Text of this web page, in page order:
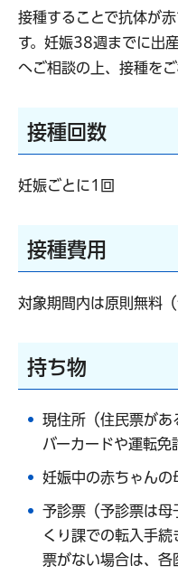
接種することで抗体が
す。妊娠38週までに出
へご相談の上、接種をご
接種回数
妊娠ごとに1回
接種費用
対象期間内は原則無料（
持ち物
現住所（住民票があ
バーカードや運転免
妊娠中の赤ちゃんの
予診票（予診票は母
くり課での転入手続
票がない場合は、各